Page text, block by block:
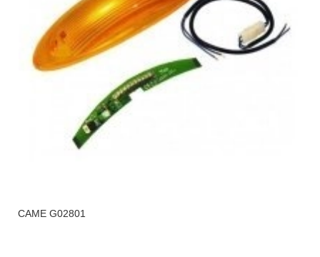
CAME G02801